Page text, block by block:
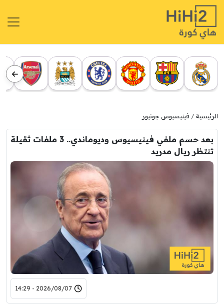
الرئيسية فينيسيوس جونيور
بعد حسم ملفي فينيسيوس وديوماندي.. 3 ملفات ثقيلة
تنتظر ريال مدريد
2026/08/07 - 14:29